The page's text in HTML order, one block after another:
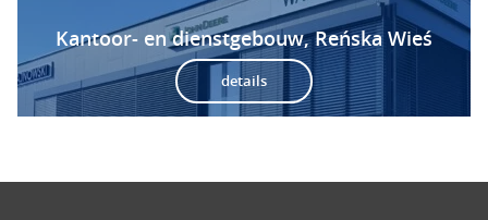
Kantoor- en dienstgebouw, Reńska Wieś
details